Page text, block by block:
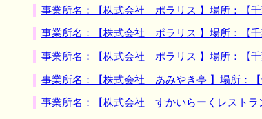
事業所名：【株式会社 ポラリス 】場所：【千
事業所名：【株式会社 ポラリス 】場所：【
事業所名：【株式会社 ポラリス 】場所：【
事業所名：【株式会社 あみやき亭 】場所：【
事業所名：【株式会社 すかいらーくレストラ